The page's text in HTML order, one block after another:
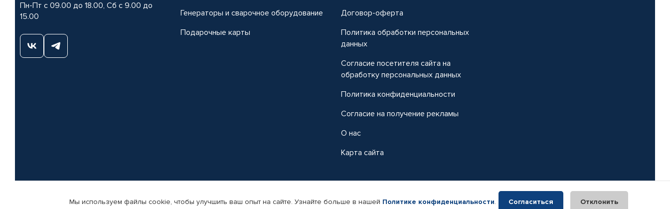
Пн-Пт с 09.00 до 18.00, Сб с 9.00 до
15.00
Генераторы и сварочное оборудование
Подарочные карты
Договор-оферта
Политика обработки персональных
данных
Согласие посетителя сайта на
обработку персональных данных
Политика конфиденциальности
Согласие на получение рекламы
О нас
Карта сайта
© КАМАЗ ЦЕНТР ДОНЕЦК, 2015-2026. Все права защищены. Интернет-магазин автомобильных товаров Автопрофи.
Мы используем файлы cookie, чтобы улучшить ваш опыт на сайте. Узнайте больше в нашей Политике конфиденциальности. Согласиться Отклонить